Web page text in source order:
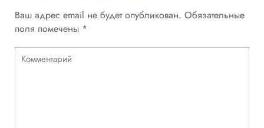
Ваш адрес email не будет опубликован. Обязательные
поля помечены *